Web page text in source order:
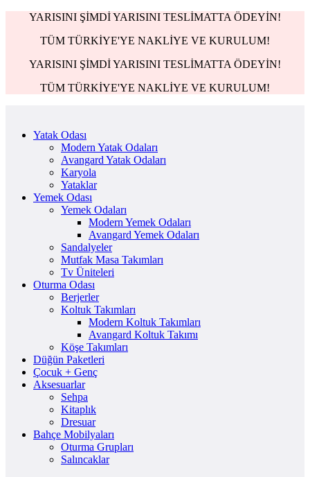
YARISINI ŞİMDİ YARISINI TESLİMATTA ÖDEYİN!
TÜM TÜRKİYE'YE NAKLİYE VE KURULUM!
YARISINI ŞİMDİ YARISINI TESLİMATTA ÖDEYİN!
TÜM TÜRKİYE'YE NAKLİYE VE KURULUM!
Yatak Odası
Modern Yatak Odaları
Avangard Yatak Odaları
Karyola
Yataklar
Yemek Odası
Yemek Odaları
Modern Yemek Odaları
Avangard Yemek Odaları
Sandalyeler
Mutfak Masa Takımları
Tv Üniteleri
Oturma Odası
Berjerler
Koltuk Takımları
Modern Koltuk Takımları
Avangard Koltuk Takımı
Köşe Takımları
Düğün Paketleri
Çocuk + Genç
Aksesuarlar
Sehpa
Kitaplık
Dresuar
Bahçe Mobilyaları
Oturma Grupları
Salıncaklar